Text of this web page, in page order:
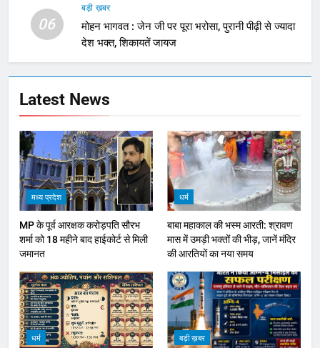
06
बड़ी ख़बर
मोहन भागवत : जेन जी पर पूरा भरोसा, पुरानी पीढ़ी से ज्यादा
देश भक्त, शिकायतें जायज
Latest News
मध्य प्रदेश
MP के पूर्व आरक्षक करोड़पति सौरभ
शर्मा को 18 महीने बाद हाईकोर्ट से मिली
जमानत
धर्म
बाबा महाकाल की भस्म आरती: श्रावण
मास में उमड़ी भक्तों की भीड़, जानें मंदिर
की आरतियों का नया समय
धर्म बड़ी ख़बर